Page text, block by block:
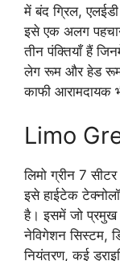
में बंद ग्रिल,
इसे एक अलग
तीन पंक्तियाँ हैं
लेग रूम और हेड रूम
काफी आरामदायक
Limo
लिमो ग्रीन 7
इसे हाईटेक
है। इसमें जो प्रमुख
नेविगेशन सिस्टम,
नियंत्रण, कई